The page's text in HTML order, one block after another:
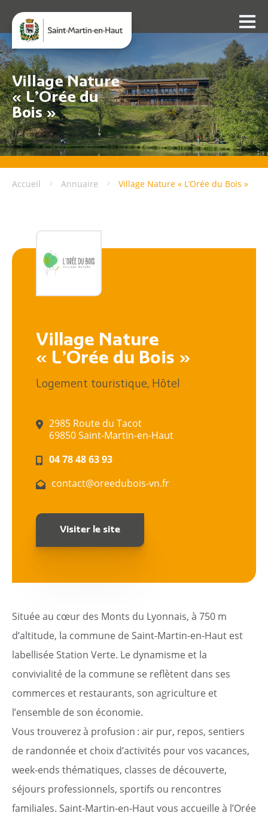
Village Nature
« L’Orée du
Bois »
Accueil Annuaire Village Nature « L’Orée du Bois »
Village Nature
« L’Orée du Bois »
Logement touristique, Hôtel
2985 Route du Tacot
69850 Saint-Martin-en-Haut
04 78 48 63 93
contact@oreedubois-vn.fr
Visiter le site
Située au cœur des Monts du Lyonnais, à 750 m
d’altitude, la commune de Saint-Martin-en-Haut est
labellisée Station Verte. Le dynamisme et la
convivialité de la commune se reflètent dans ses
commerces et restaurants, son agriculture et
l’ensemble de son économie.
Vous trouverez à profusion : air pur, repos, sentiers
de randonnée et choix d’activités pour vos vacances,
week-ends thématiques, classes de découverte,
séjours professionnels, sportifs ou rencontres
familiales. Saint-Martin-en-Haut vous accueille à l’Orée
Dynamique
Démarches
Annuaire
Agenda
Actualités